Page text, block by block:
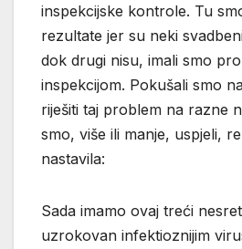
inspekcijske kontrole. Tu
rezultate jer su neki
dok drugi nisu, imali smo
inspekcijom. Pokušali smo
riješiti taj problem na razne
smo, više ili manje, uspjeli,
nastavila:
Sada imamo ovaj treći
uzrokovan infektioznijim